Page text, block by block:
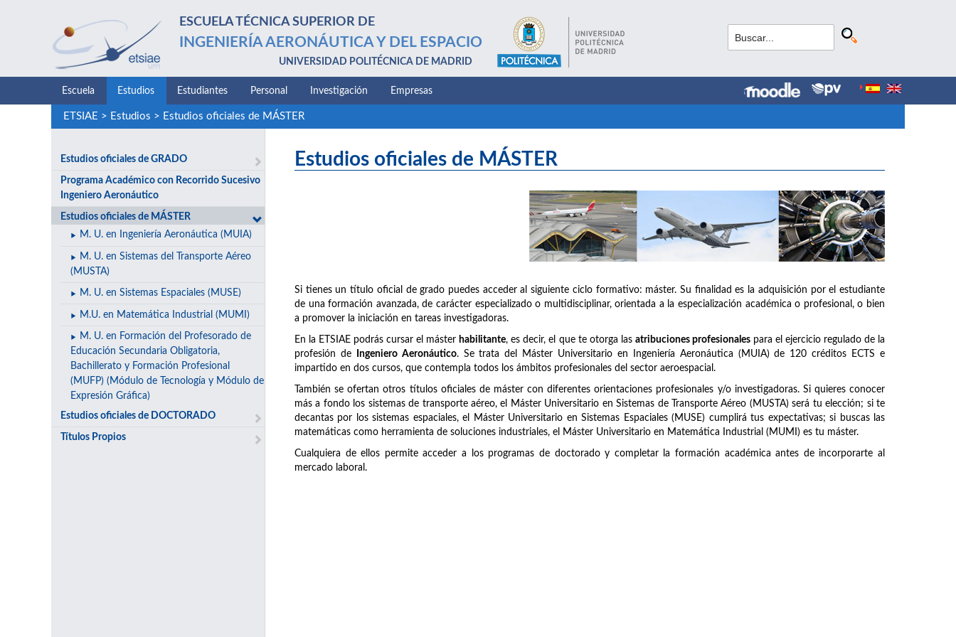
ESCUELA TÉCNICA SUPERIOR DE
INGENIERÍA AERONÁUTICA Y DEL ESPACIO
UNIVERSIDAD POLITÉCNICA DE MADRID
Escuela Estudios Estudiantes Personal Investigación Empresas
ETSIAE > Estudios > Estudios oficiales de MÁSTER
Estudios oficiales de GRADO
Programa Académico con Recorrido Sucesivo
Ingeniero Aeronáutico
Estudios oficiales de MÁSTER
M. U. en Ingeniería Aeronáutica (MUIA)
M. U. en Sistemas del Transporte Aéreo
(MUSTA)
M. U. en Sistemas Espaciales (MUSE)
M.U. en Matemática Industrial (MUMI)
M. U. en Formación del Profesorado de
Educación Secundaria Obligatoria,
Bachillerato y Formación Profesional
(MUFP) (Módulo de Tecnología y Módulo de
Expresión Gráfica)
Estudios oficiales de DOCTORADO
Títulos Propios
Estudios oficiales de MÁSTER
Si tienes un título oficial de grado puedes acceder al siguiente ciclo formativo: máster. Su finalidad es la adquisición por el estudiante
de una formación avanzada, de carácter especializado o multidisciplinar, orientada a la especialización académica o profesional, o bien
a promover la iniciación en tareas investigadoras.
En la ETSIAE podrás cursar el máster habilitante, es decir, el que te otorga las atribuciones profesionalespara el ejercicio regulado de la
profesión de
Ingeniero Aeronáutico. Se trata del Máster Universitario en Ingeniería Aeronáutica (MUIA) de 120 créditos ECTS e
impartido en dos cursos, que contempla todos los ámbitos profesionales del sector aeroespacial.
También se ofertan otros títulos oficiales de máster con diferentes orientaciones profesionales y/o investigadoras. Si quieres conocer
más a fondo los sistemas de transporte aéreo, el Máster Universitario en Sistemas de Transporte Aéreo (MUSTA) será tu elección; si te
decantas por los sistemas espaciales, el Máster Universitario en Sistemas Espaciales (MUSE) cumplirá tus expectativas; si buscas las
matemáticas como herramienta de soluciones industriales, el Máster Universitario en Matemática Industrial (MUMI) es tu máster.
Cualquiera de ellos permite acceder a los programas de doctorado y completar la formación académica antes de incorporarte al
mercado laboral.